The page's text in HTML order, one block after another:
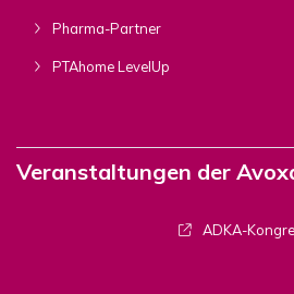
Pharma-Partner
PTAhome LevelUp
Veranstaltungen der
ADKA-